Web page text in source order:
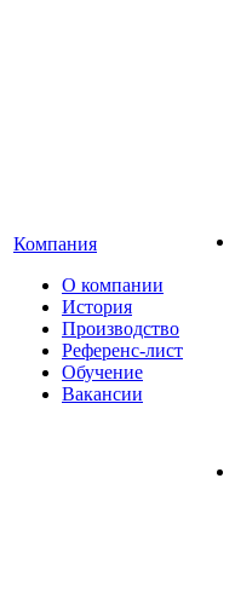
Компания
О компании
История
Производство
Референс-лист
Обучение
Вакансии